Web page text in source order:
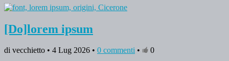
[Do]lorem ipsum
di vecchietto • 4 Lug 2026 • 0 commenti •
0